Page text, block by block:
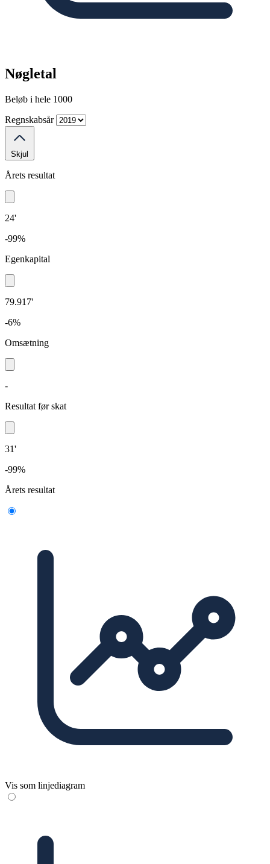
Nøgletal
Beløb i hele 1000
Regnskabsår
Skjul
Årets resultat
24'
-99%
Egenkapital
79.917'
-6%
Omsætning
-
Resultat før skat
31'
-99%
Årets resultat
Vis som linjediagram